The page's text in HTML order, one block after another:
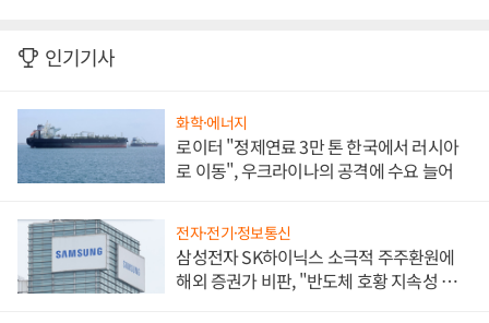
인기기사
화학·에너지
로이터 "정제연료 3만 톤 한국에서 러시아
로 이동", 우크라이나의 공격에 수요 늘어
전자·전기·정보통신
삼성전자 SK하이닉스 소극적 주주환원에
해외 증권가 비판, "반도체 호황 지속성 의